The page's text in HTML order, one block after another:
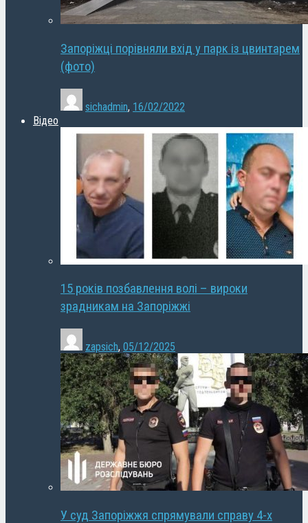
Запоріжці порівняли вхід у парк із цвинтарем
(фото)
sichadmin, 16/02/2022
Відео
15 років позбавлення волі – вироки
зрадникам на Запоріжжі
zapsich, 05/12/2025
У суд Запоріжжя спрямували справу 4-х